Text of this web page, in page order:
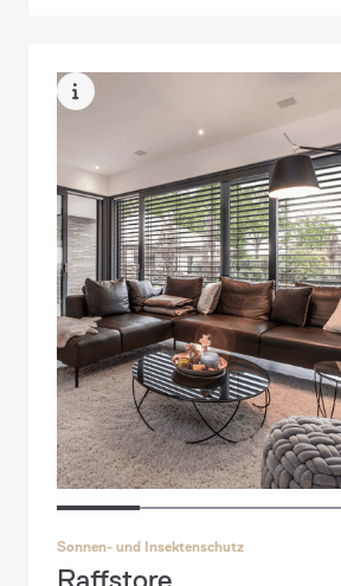
Sonnen- und Insektenschutz
Sonnen- und Insektenschutz